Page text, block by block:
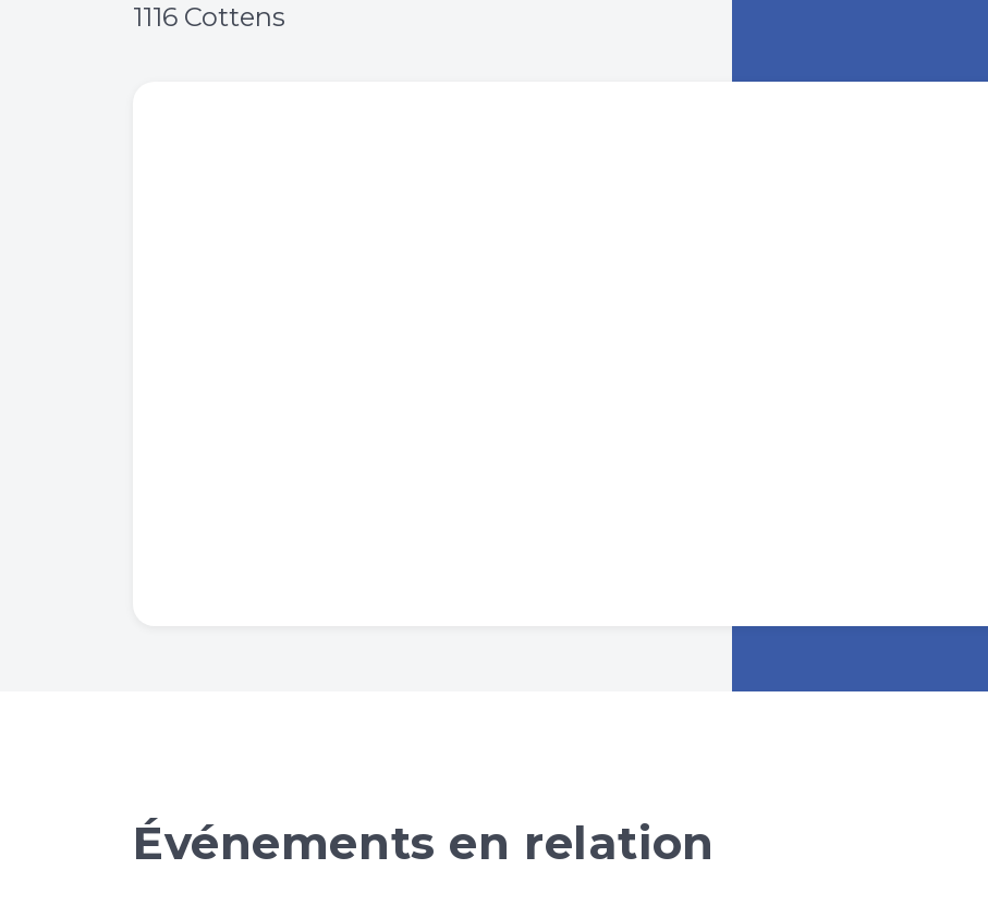
1116 Cottens
Événements en relation